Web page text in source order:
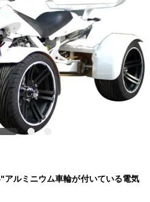
ルミニウム車輪が付いている電気